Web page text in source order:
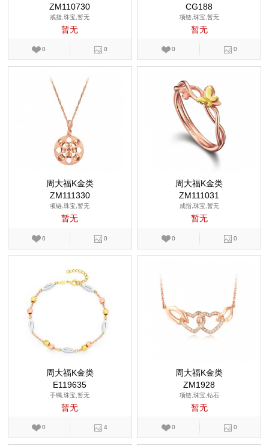
ZM110730
戒指,珠宝,暂无
暂无
0 0
CG188
项链,珠宝,暂无
暂无
0 0
周大福K金类
ZM111330
项链,珠宝,暂无
暂无
0 0
周大福K金类
ZM111031
戒指,珠宝,暂无
暂无
0 0
周大福K金类
E119635
手镯,珠宝,暂无
暂无
0 4
周大福K金类
ZM1928
项链,珠宝,钻石
暂无
0 0